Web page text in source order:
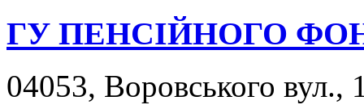
ГУ ПЕНСІЙНОГО
04053, Воровського вул.,